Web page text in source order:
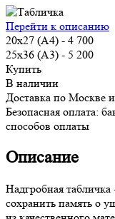
Перейти к описанию
20x27 (А4) - 4 700
25x36 (А3) - 5 200
Купить
В наличии
Доставка по Москве
Безопасная оплата:
способов оплаты
Описание
Надгробная табличка
сохранить память о